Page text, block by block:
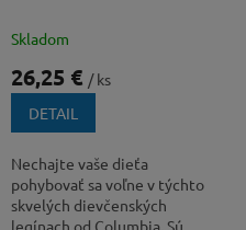
Skladom
26,25 € / ks
DETAIL
Nechajte vaše dieťa
pohybovať sa voľne v týchto
skvelých dievčenských
legínach od Columbia. Sú